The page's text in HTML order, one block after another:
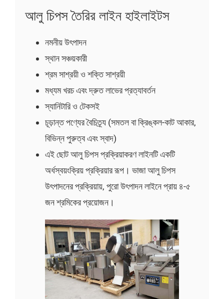
আলু চিপস তৈরির লাইন হাইলাইটস
নমনীয় উৎপাদন
স্থান সঞ্চয়কারী
শ্রম সাশ্রয়ী ও শক্তি সাশ্রয়ী
মধ্যম খরচ এবং দ্রুত লাভের প্রত্যাবর্তন
স্যানিটারি ও টেকসই
চূড়ান্ত পণ্যের বৈচিত্র্য (সমতল বা ক্রিঙ্কল-কাট আকার,
বিভিন্ন পুরুত্ব এবং স্বাদ)
এই ছোট আলু চিপস প্রক্রিয়াকরণ লাইনটি একটি
অর্ধস্বয়ংক্রিয় প্রক্রিয়ার রূপ। ভাজা আলু চিপস
উৎপাদনের প্রক্রিয়ায়, পুরো উৎপাদন লাইনে প্রায় ৪-৫
জন শ্রমিকের প্রয়োজন।